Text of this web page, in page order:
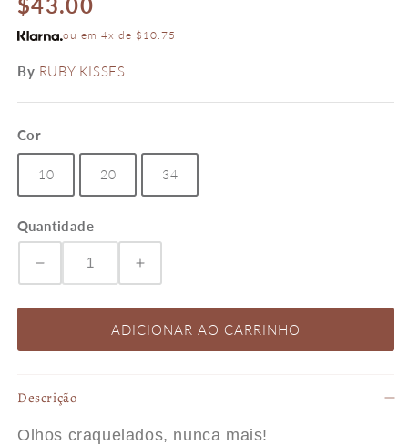
normal
ou em 4x de $10.75
By RUBY KISSES
Cor
10 20 34
Quantidade
Diminuir Aumentar
a
ADICIONAR AO CARRINHO
Descrição
Olhos craquelados, nunca mais!